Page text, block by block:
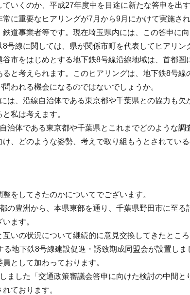
いくのか、平成27年度中を目途に新たな答申を出す
に重要なヒアリングが7月から9月にかけて実施さ
道事業者等です。現在埼玉県内には、この答申に
号線に関しては、県が関係市町を代表してヒアリ
市をはじめとする地下鉄8号線沿線地域は、首都
と考えられます。このヒアリングは、地下鉄8号
われる機会になるのではないでしょうか。
は、沿線自治体である東京都や千葉県との協力も
私は考えます。
治体である東京都や千葉県とこれまでどのような
、どのような姿勢、考えで取り組もうとされてい
をしてきたのかについてでございます。
の豊洲から、本県東部を通り、千葉県野田市に至
ます。
いの状況について継続的に意見交換してきたところ
る地下鉄8号線建設促進・誘致期成同盟会が設置し
として加わっております。
ました「交通政策審議会答申に向けた検討の中間
ております。